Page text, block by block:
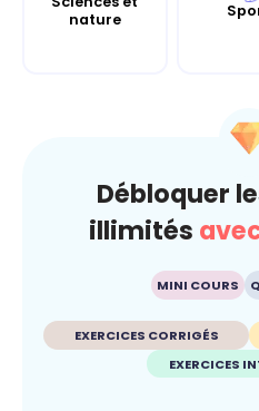
nature
Débloquer
illimités
MINI COURS
EXERCICES CORRIGÉS
EXERCICES